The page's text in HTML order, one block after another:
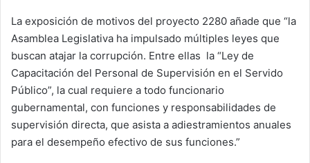
La exposición de motivos del proyecto 2280 añade que “la
Asamblea Legislativa ha impulsado múltiples leyes que
buscan atajar la corrupción. Entre ellas la “Ley de
Capacitación del Personal de Supervisión en el Servido
Público”, la cual requiere a todo funcionario
gubernamental, con funciones y responsabilidades de
supervisión directa, que asista a adiestramientos anuales
para el desempeño efectivo de sus funciones.”